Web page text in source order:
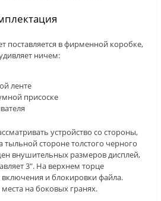
поставляется в фирменной коробке,
ничем:
ленте
присоске
устройство со стороны,
стороне толстого черного
внушительных размеров дисплей,
3″. На верхнем торце
и блокировки файла.
на боковых гранях.